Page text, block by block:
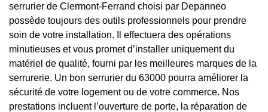
serrurier de Clermont-Ferrand choisi par Depanneo
possède toujours des outils professionnels pour prendre
soin de votre installation. Il effectuera des opérations
minutieuses et vous promet d’installer uniquement du
matériel de qualité, fourni par les meilleures marques de la
serrurerie. Un bon serrurier du 63000 pourra améliorer la
sécurité de votre logement ou de votre commerce. Nos
prestations incluent l’ouverture de porte, la réparation de